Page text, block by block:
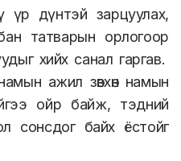
үр дүнтэй зарцуулах,
татварын орлогоор
хийх санал гаргав.
ажил зөвхөн намын
ойр байж, тэдний
сонсдог байх ёстойг